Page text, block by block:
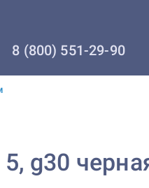
8 (800) 551-29-90
g30